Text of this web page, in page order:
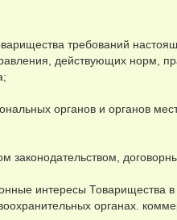
требований
действующих норм,
органов и органов
законодательством,
интересы Товарищества в
органах.